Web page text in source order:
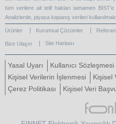
tüm verilere ait telif hakları tamamen
Analizlerde, piyasa kapanış verileri
Ürünler Kurumsal Çözümler
Bize Ulaşın Site Haritası
Yasal Uyarı Kullanıcı Sözleşmesi
Kişisel Verilerin İşlenmesi
Kişisel
Çerez Politikası
Kişisel Veri